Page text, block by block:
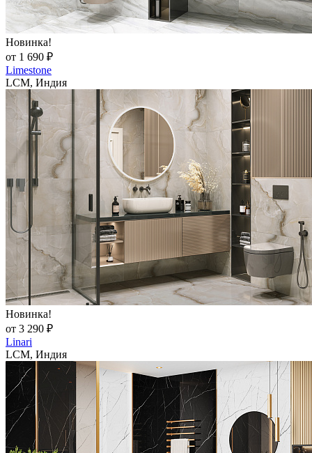
Новинка!
от 1 690 ₽
Limestone
LCM, Индия
Новинка!
от 3 290 ₽
Linari
LCM, Индия